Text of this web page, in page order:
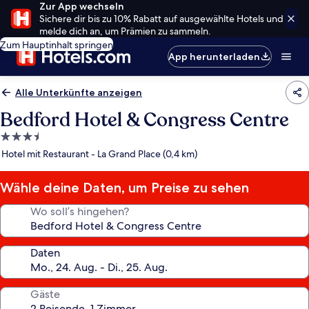
Zur App wechseln
Sichere dir bis zu 10% Rabatt auf ausgewählte Hotels und
melde dich an, um Prämien zu sammeln.
Zum Hauptinhalt springen
App herunterladen
Alle Unterkünfte anzeigen
Bedford Hotel & Congress Centre
3.5-
Sterne-
Hotel mit Restaurant - La Grand Place (0,4 km)
Wähle deine Daten, um Preise zu sehen
Wo soll’s hingehen?
Daten
Gäste